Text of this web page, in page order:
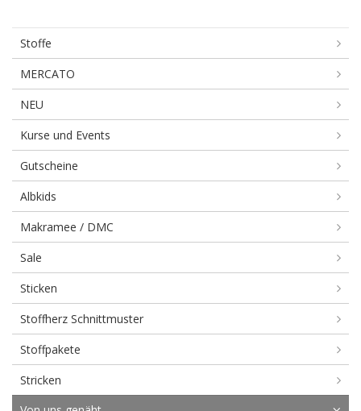
Stoffe
MERCATO
NEU
Kurse und Events
Gutscheine
Albkids
Makramee / DMC
Sale
Sticken
Stoffherz Schnittmuster
Stoffpakete
Stricken